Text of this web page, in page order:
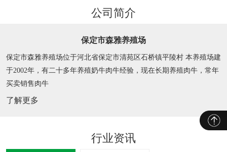
公司简介
保定市森雅养殖场
保定市森雅养殖场位于河北省保定市清苑区石桥镇平陵村 本养殖场建
于2002年，有二十多年养殖奶牛肉牛经验，现在长期养殖肉牛，常年
买卖销售肉牛
了解更多
行业资讯